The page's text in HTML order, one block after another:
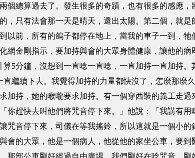
總算過去了。發生很多的奇蹟，也有很多的感應，
，只有法會那一天是晴天，還出太陽。第二個，就
以前，所有的鴿子都停在地上，當我的車子一到，牠
金剛指示，要加持與會的大眾身體健康，讓他的病
5分鐘，沒想到一直唸一直唸，一直加持一直加持
繼續下去。我覺得加持的力量都快沒了，怎麼那麼
加持，她的喉嚨要求加持。有一個穿西裝的義工走
你趕快去叫他們將咒音停下來。」他說：「我講有
咒音停下來，司儀在等我搖鈴，所以這就是一個小的
的大眾，他是一個病人，他從他的家坐公車，要到
那部公車剛好經過自由廣場，我們剛好在唸咒音，